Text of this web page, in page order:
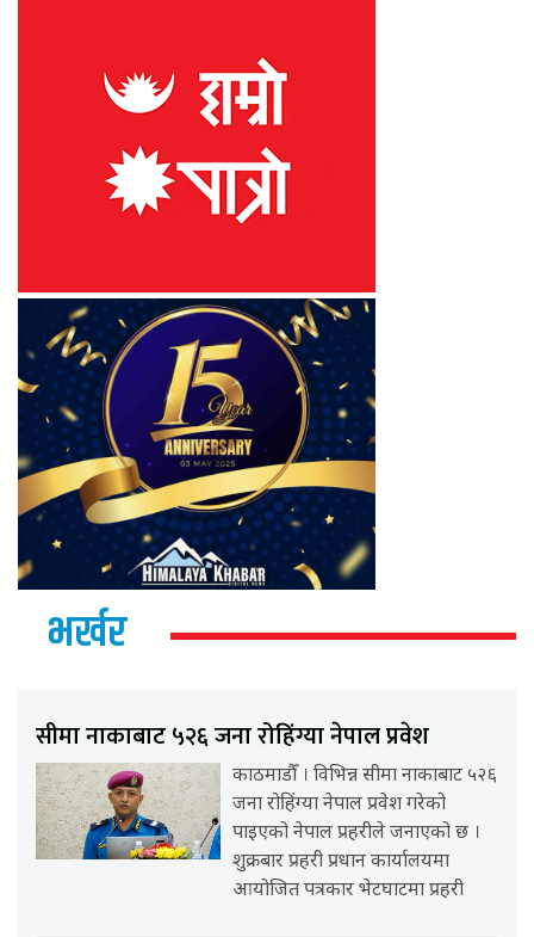
भर्खर
सीमा नाकाबाट ५२६ जना रोहिंग्या नेपाल प्रवेश
काठमाडौँ । विभिन्न सीमा नाकाबाट ५२६
जना रोहिंग्या नेपाल प्रवेश गरेको
पाइएको नेपाल प्रहरीले जनाएको छ ।
शुक्रबार प्रहरी प्रधान कार्यालयमा
आयोजित पत्रकार भेटघाटमा प्रहरी